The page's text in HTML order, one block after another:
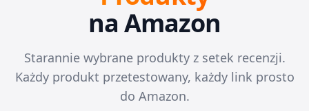
na Amazon
Starannie wybrane produkty z setek recenzji.
Każdy produkt przetestowany, każdy link prosto
do Amazon.